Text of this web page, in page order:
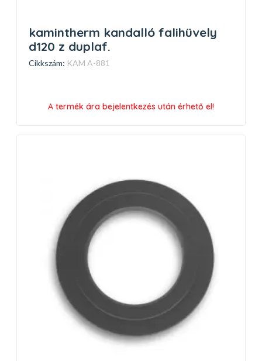
kamintherm kandalló falihüvely
d120 z duplaf.
Cikkszám: KAM A-881
A termék ára bejelentkezés után érhető el!